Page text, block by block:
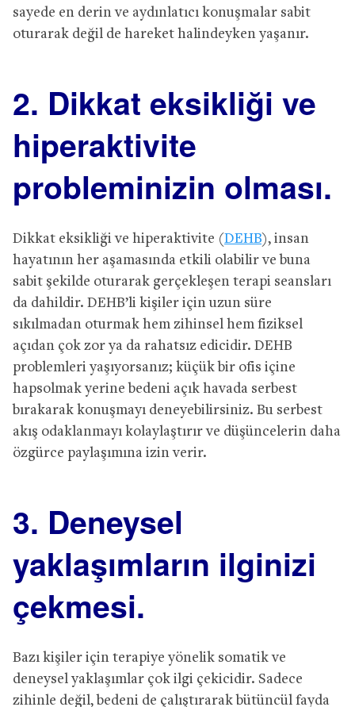
sayede en derin ve aydınlatıcı konuşmalar sabit
oturarak değil de hareket halindeyken yaşanır.
2. Dikkat eksikliği ve
hiperaktivite
probleminizin olması.
Dikkat eksikliği ve hiperaktivite (DEHB), insan
hayatının her aşamasında etkili olabilir ve buna
sabit şekilde oturarak gerçekleşen terapi seansları
da dahildir. DEHB’li kişiler için uzun süre
sıkılmadan oturmak hem zihinsel hem fiziksel
açıdan çok zor ya da rahatsız edicidir. DEHB
problemleri yaşıyorsanız; küçük bir ofis içine
hapsolmak yerine bedeni açık havada serbest
bırakarak konuşmayı deneyebilirsiniz. Bu serbest
akış odaklanmayı kolaylaştırır ve düşüncelerin daha
özgürce paylaşımına izin verir.
3. Deneysel
yaklaşımların ilginizi
çekmesi.
Bazı kişiler için terapiye yönelik somatik ve
deneysel yaklaşımlar çok ilgi çekicidir. Sadece
zihinle değil, bedeni de çalıştırarak bütüncül fayda